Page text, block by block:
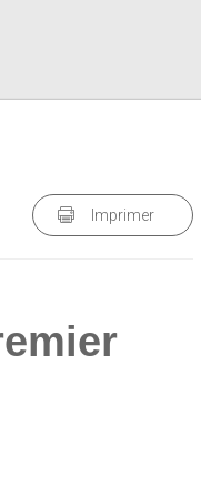
Imprimer